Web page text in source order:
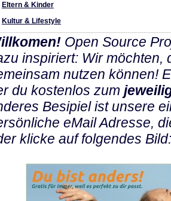
Eltern & Kinder
Kultur & Lifestyle
Open Source
inspiriert: Wir möchten,
nutzen können!
du kostenlos zum
Besipiel ist unsere
eMail Adresse,
klicke auf folgendes Bild: